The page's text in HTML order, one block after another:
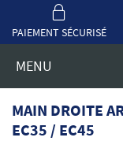
PAIEMENT SÉCURISÉ
MENU
MAIN DROITE
EC35 / EC45